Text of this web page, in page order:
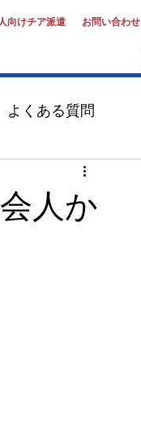
向けチア派遣 お問い合わせ
よくある質問
大学生・第二新卒
人か